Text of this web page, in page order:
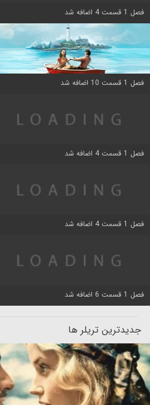
فصل 1 قسمت 4 اضافه شد
فصل 1 قسمت 10 اضافه شد
فصل 1 قسمت 4 اضافه شد
فصل 1 قسمت 4 اضافه شد
فصل 1 قسمت 6 اضافه شد
جدیدترین تریلر ها